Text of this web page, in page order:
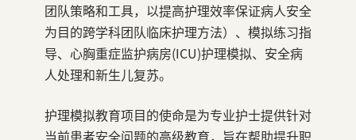
团队策略和工具，以提高护理效率保证病人安全
为目的跨学科团队临床护理方法）、模拟练习指
导、心胸重症监护病房(ICU)护理模拟、安全病
人处理和新生儿复苏。
护理模拟教育项目的使命是为专业护士提供针对